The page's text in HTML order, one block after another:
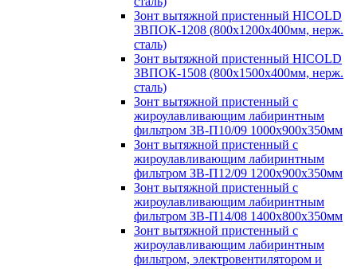
Зонт вытяжной пристенный HICOLD
ЗВПОК-1208 (800х1200х400мм, нерж.
сталь)
Зонт вытяжной пристенный HICOLD
ЗВПОК-1508 (800х1500х400мм, нерж.
сталь)
Зонт вытяжной пристенный с
жироулавливающим лабиринтным
фильтром ЗВ-П10/09 1000х900х350мм
Зонт вытяжной пристенный с
жироулавливающим лабиринтным
фильтром ЗВ-П12/09 1200х900х350мм
Зонт вытяжной пристенный с
жироулавливающим лабиринтным
фильтром ЗВ-П14/08 1400х800х350мм
Зонт вытяжной пристенный с
жироулавливающим лабиринтным
фильтром, электровентилятором и